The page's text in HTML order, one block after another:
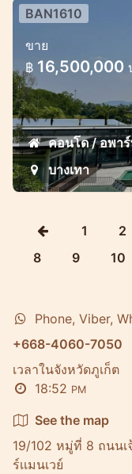
Laguna
อพาร์ทเมนท์สุดห
BAN1610
ขาย
฿ 16,500,000
คอนโด / อพา
บางเทา
1 2
8
9 10
Phone, Viber,
+668-4060-7050
เวลาในจังหวัดภูเก็ต
18:52 PM
See the map
19/102 หมู่ที่ 8 ถนนเ
ร์เเมนเวย์